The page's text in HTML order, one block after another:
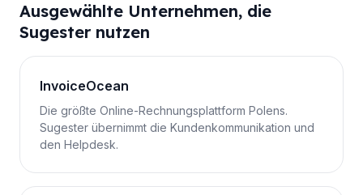
Ausgewählte Unternehmen, die
Sugester nutzen
InvoiceOcean
Die größte Online-Rechnungsplattform Polens.
Sugester übernimmt die Kundenkommunikation und
den Helpdesk.